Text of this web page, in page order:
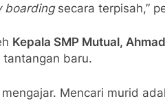
boardingsecara terpisah,”
Kepala SMP Mutual,
baru.
Mencari murid